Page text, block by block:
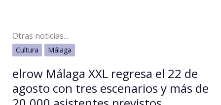
Otras noticias...
Cultura Málaga
elrow Málaga XXL regresa el 22 de
agosto con tres escenarios y más de